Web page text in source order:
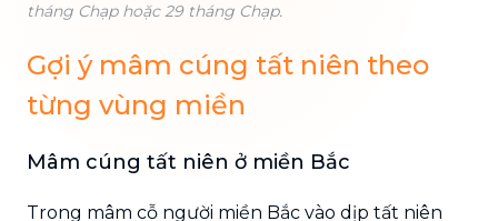
tháng Chạp hoặc 29 tháng Chạp.
Gợi ý mâm cúng tất niên theo
từng vùng miền
Mâm cúng tất niên ở miền Bắc
Trong mâm cỗ người miền Bắc vào dịp tất niên